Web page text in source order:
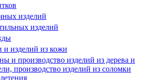
изделий
изделий
и изделий из кожи
и производство изделий из дерева и
производство изделий из соломки